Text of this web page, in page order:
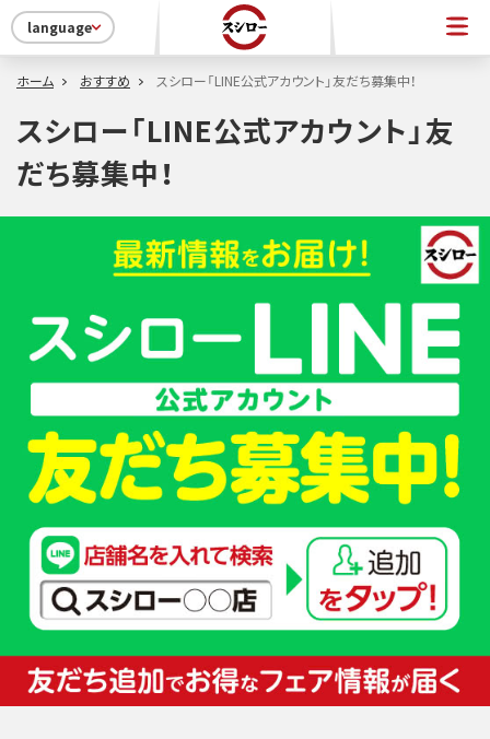
language
ホーム おすすめ スシロー「LINE公式アカウント」友だち募集中！
スシロー「LINE公式アカウント」友
だち募集中！